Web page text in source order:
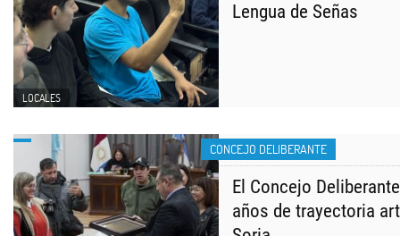
LOCALES
Lengua de Señas
CONCEJO DELIBERANTE
El Concejo
años de trayectoria